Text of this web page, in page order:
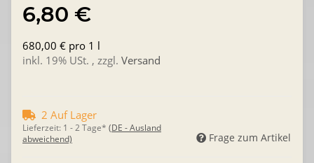
6,80 €
680,00 € pro 1 l
inkl. 19% USt. , zzgl. Versand
2 Auf Lager
Lieferzeit: 1 - 2 Tage* (DE - Ausland
abweichend)
Frage zum Artikel